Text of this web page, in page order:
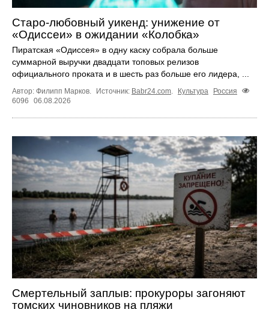
Старо-любовный уикенд: унижение от
«Одиссеи» в ожидании «Колобка»
Пиратская «Одиссея» в одну каску собрала больше
суммарной выручки двадцати топовых релизов
официального проката и в шесть раз больше его лидера, ...
Автор: Филипп Марков. Источник: Babr24.com. Культура
Россия
6096
06.08.2026
Смертельный заплыв: прокуроры загоняют
томских чиновников на пляжи